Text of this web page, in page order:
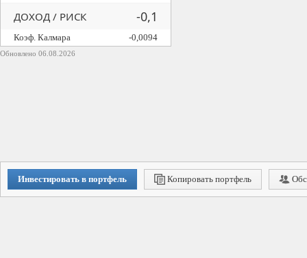
Обновлено 06.08.2026
ДОХОД / РИСК -0,1
Коэф. Калмара -0,0094
Инвестировать в портфель Копировать портфель